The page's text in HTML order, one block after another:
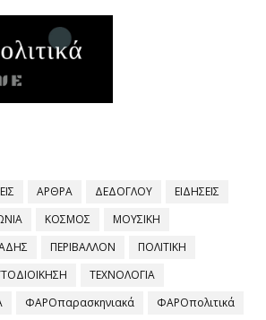
ΑΡΘΡΑ ΔΕΔΟΓΛΟΥ
ΕΙΔΗΣΕΙΣ
ΚΟΣΜΟΣ
ΜΟΥΣΙΚΗ
ΠΕΡΙΒΑΛΛΟΝ
ΠΟΛΙΤΙΚΗ
ΤΕΧΝΟΛΟΓΙΑ
ΦΑΡΟπαρασκηνιακά ΦΑΡΟπολιτικά